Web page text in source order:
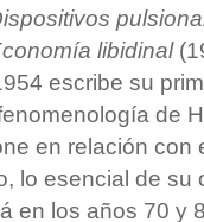
libidinal
escribe su
de
en relación con
lo esencial de su
en los años 70 y